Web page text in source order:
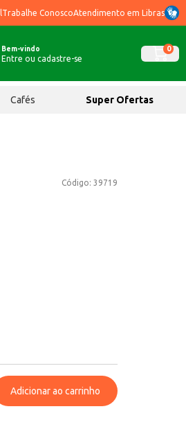
Trabalhe ConoscoAtendimento em Libras
Bem-vindo
Entre ou cadastre-se
0
Cafés Super Ofertas
Código: 39719
Adicionar ao carrinho